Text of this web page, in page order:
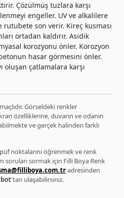
Çözülmüş tuzlara karşı
engeller. UV ve alkalilere
rutubete son verir. Kireç kusması
ortadan kaldırır. Asidik
korozyonu önler. Korozyon
hasar görmesini önler.
oluşan çatlamalara karşı
Görseldeki renkler
özelliklerine, duvarın ve odanın
ve gerçek halinden farklı
noktalarını öğrenmek ve renk
soruları sormak için Filli Boya Renk
adresinden
'tan ulaşabilirsiniz.